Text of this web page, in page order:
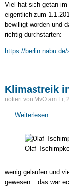
-
selbst
Viel hat sich getan
eigentlich zum
bewilligt worden und
richtig durchstarten:
https://
Klimastreik
notiert von MvO am Fr,
Weiterlesen
in
Berlin
Olaf
wenig gelaufen und
gewesen....das war